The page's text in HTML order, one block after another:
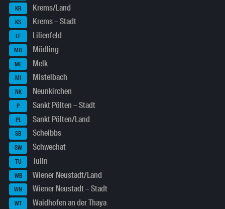
KR Krems/Land
KS Krems – Stadt
LF Lilienfeld
MD Mödling
ME Melk
MI Mistelbach
NK Neunkirchen
P Sankt Pölten – Stadt
PL Sankt Pölten/Land
SB Scheibbs
SW Schwechat
TU Tulln
WB Wiener Neustadt/Land
WN Wiener Neustadt – Stadt
WT Waidhofen an der Thaya